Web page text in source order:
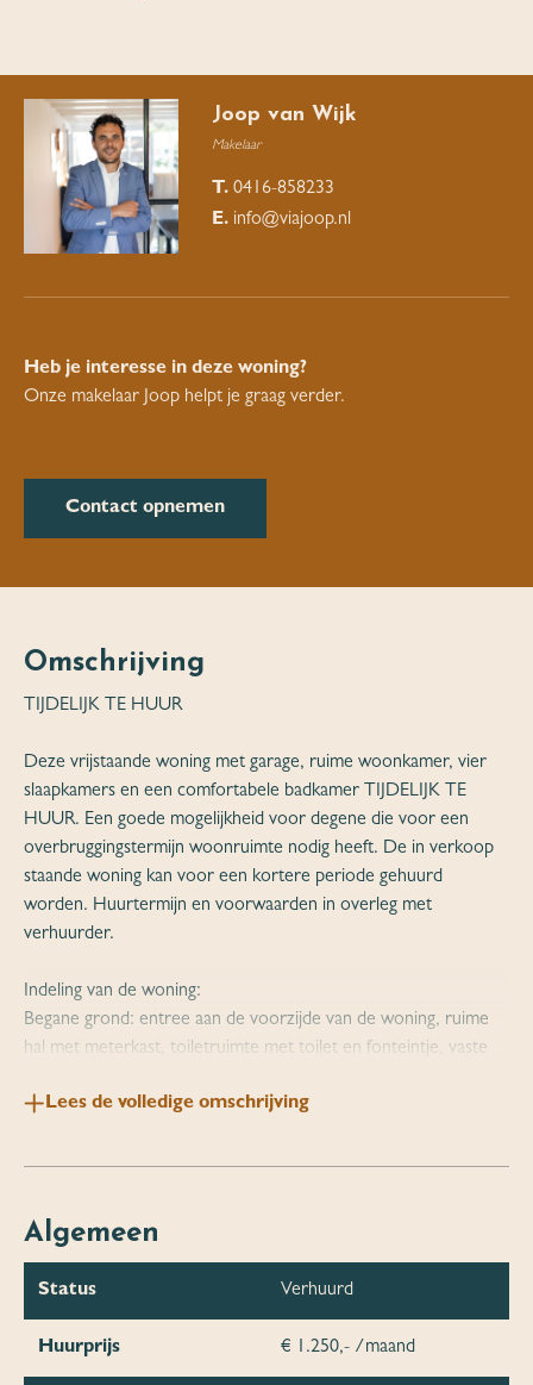
Joop van Wijk
Makelaar
T. 0416-858233
E. info@viajoop.nl
Heb je interesse in deze woning?
Onze makelaar Joop helpt je graag verder.
Contact opnemen
Omschrijving
TIJDELIJK TE HUUR
Deze vrijstaande woning met garage, ruime woonkamer, vier
slaapkamers en een comfortabele badkamer TIJDELIJK TE
HUUR. Een goede mogelijkheid voor degene die voor een
overbruggingstermijn woonruimte nodig heeft. De in verkoop
staande woning kan voor een kortere periode gehuurd
worden. Huurtermijn en voorwaarden in overleg met
verhuurder.
Indeling van de woning:
Begane grond: entree aan de voorzijde van de woning, ruime
hal met meterkast, toiletruimte met toilet en fonteintje, vaste
woonkamer met schuifpui naar de tuin en een dichte keuken
magnetron. Vanuit de keuken is de bijkeuken te bereiken, hier
bevindt zich hier de cv-ketel. De bijkeuken biedt toegang tot de
garage en een loopdeur naar de tuin.
Overloop met toegang tot 4 slaapkamers en een badkamer,
Lees de volledige omschrijving
Algemeen
Status Verhuurd
Huurprijs € 1.250,- /maand